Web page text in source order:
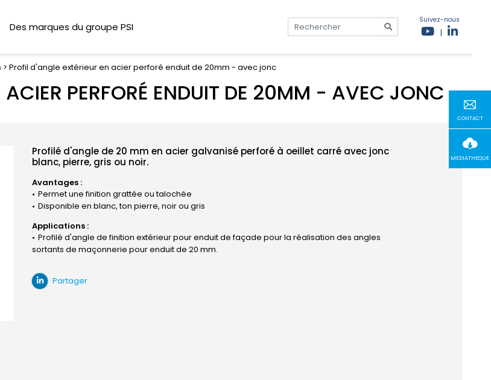
Des marques du groupe PSI
Suivez-nous
|
CONTACT
MEDIATHEQUE
> Profil d'angle extérieur en acier perforé enduit de 20mm - avec jonc
ACIER PERFORÉ ENDUIT DE 20MM - AVEC JONC
Profilé d'angle de 20 mm en acier galvanisé perforé à oeillet carré avec jonc
blanc, pierre, gris ou noir.
Avantages :
Permet une finition grattée ou talochée
Disponible en blanc, ton pierre, noir ou gris
Applications :
Profilé d'angle de finition extérieur pour enduit de façade pour la réalisation des angles
sortants de maçonnerie pour enduit de 20 mm.
Partager